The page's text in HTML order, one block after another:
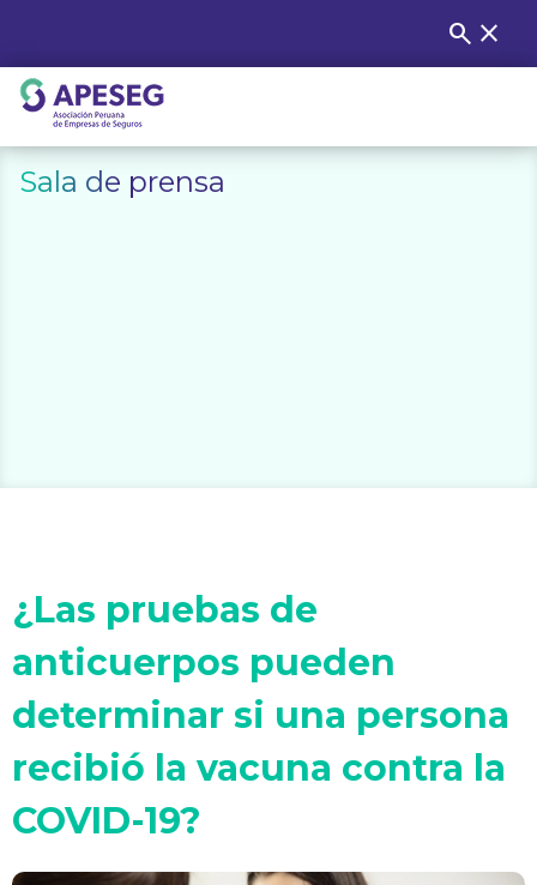
content
Buscar:
search close
APESEG
Sala de prensa
¿Las pruebas de
anticuerpos pueden
determinar si una persona
recibió la vacuna contra la
COVID-19?